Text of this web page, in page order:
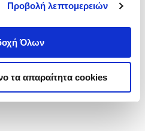
Προβολή λεπτομερειών
Όλων
τα απαραίτητα cookies